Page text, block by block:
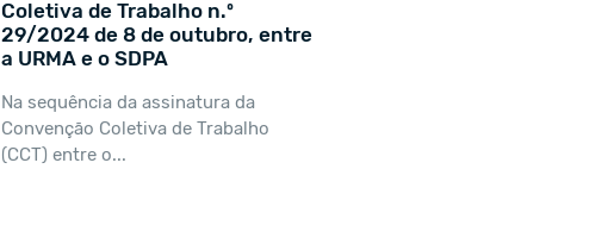
Coletiva de Trabalho n.º
29/2024 de 8 de outubro, entre
a URMA e o SDPA
Na sequência da assinatura da
Convenção Coletiva de Trabalho
(CCT) entre o...